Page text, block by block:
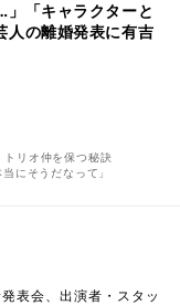
」「キャラクターと
人の離婚発表に有吉
トリオ仲を保つ秘訣
にそうだなって」
表会、出演者・スタッ